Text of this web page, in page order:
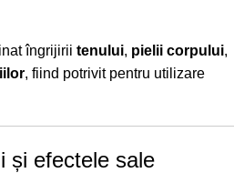
îngrijirii tenului, pielii corpului,
, fiind potrivit pentru utilizare
și efectele sale